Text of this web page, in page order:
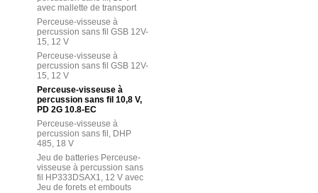
avec mallette de transport
Perceuse-visseuse à
percussion sans fil GSB 12V-
15, 12 V
Perceuse-visseuse à
percussion sans fil GSB 12V-
15, 12 V
Perceuse-visseuse à
percussion sans fil 10,8 V,
PD 2G 10.8-EC
Perceuse-visseuse à
percussion sans fil, DHP
485, 18 V
Jeu de batteries Perceuse-
visseuse à percussion sans
fil HP333DSAX1, 12 V avec
Jeu de forets et embouts